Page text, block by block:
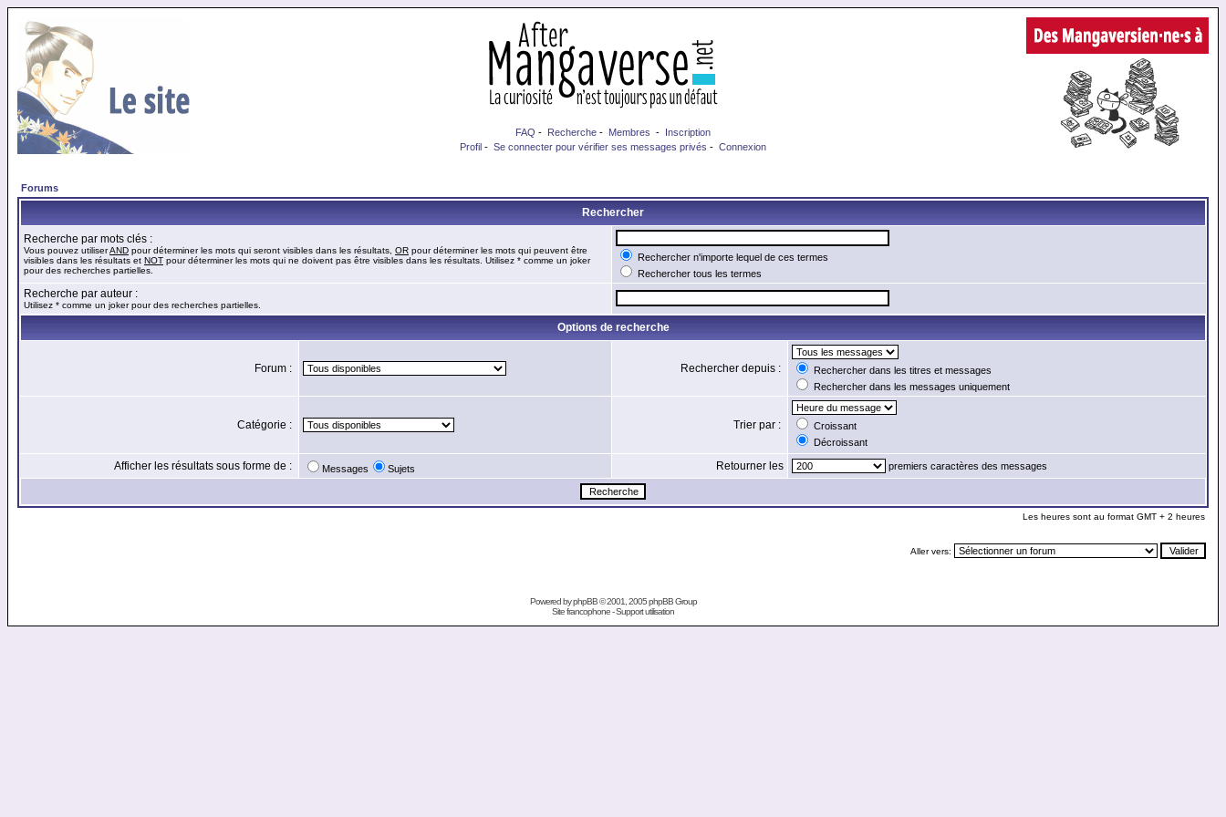
FAQ - Recherche - Membres - Inscription
Profil - Se connecter pour vérifier ses messages privés - Connexion
Forums
Rechercher
Recherche par mots clés :
Vous pouvez utiliserAND pour déterminer les mots qui seront visibles dans les résultats, OR pour déterminer les mots qui peuvent être
visibles dans les résultats et NOT pour déterminer les mots qui ne doivent pas être visibles dans les résultats. Utilisez * comme un joker
pour des recherches partielles.
Rechercher n'importe lequel de ces termes
Rechercher tous les termes
Recherche par auteur :
Utilisez * comme un joker pour des recherches partielles.
Options de recherche
Forum : Rechercher depuis :
Rechercher dans les titres et messages
Rechercher dans les messages uniquement
Catégorie : Trier par :
Croissant
Décroissant
Afficher les résultats sous forme de : Messages Sujets Retourner les premiers caractères des messages
Les heures sont au format GMT + 2 heures
Aller vers:
Powered byphpBB© 2001, 2005 phpBB Group
Site francophone-Support utilisation